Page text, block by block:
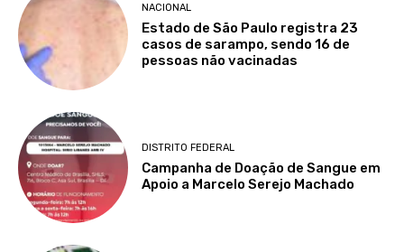
NACIONAL
Estado de São Paulo registra 23
casos de sarampo, sendo 16 de
pessoas não vacinadas
DISTRITO FEDERAL
Campanha de Doação de Sangue em
Apoio a Marcelo Serejo Machado